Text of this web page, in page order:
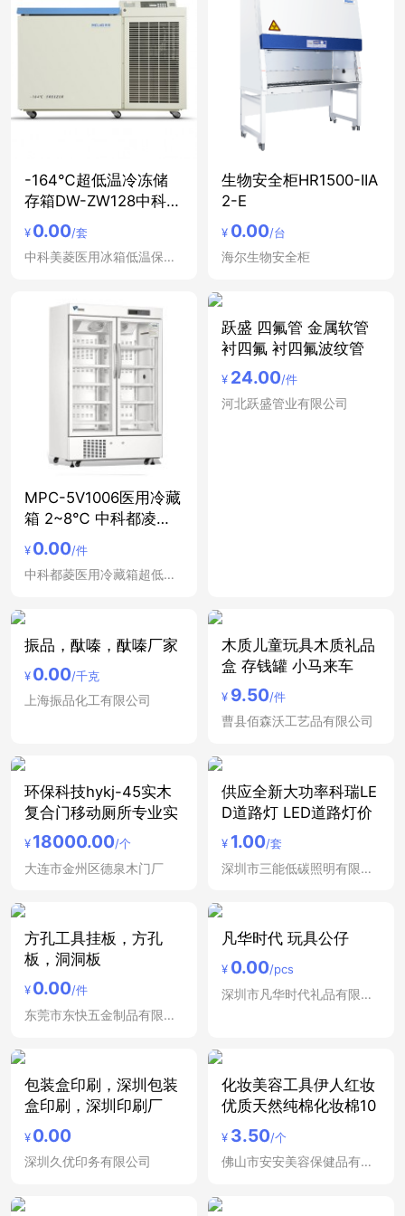
-164℃超低温冷冻储
存箱DW-ZW128中科美
菱
¥0.00/套
中科美菱医用冰箱低温保存箱冷藏箱
生物安全柜HR1500-IIA
2-E
¥ 0.00/台
海尔生物安全柜
MPC-5V1006医用冷藏
箱 2~8℃ 中科都凌双
开
¥0.00/件
中科都菱医用冷藏箱超低温冰箱安徽合肥医用低温保存箱
跃盛 四氟管 金属软管
衬四氟 衬四氟波纹管
¥ 24.00/件
河北跃盛管业有限公司
振品，酞嗪，酞嗪厂家
¥0.00/千克
上海振品化工有限公司
木质儿童玩具木质礼品
盒 存钱罐 小马来车
¥ 9.50/件
曹县佰森沃工艺品有限公司
环保科技hykj-45实木
复合门移动厕所专业实
¥18000.00/个
大连市金州区德泉木门厂
供应全新大功率科瑞LE
D道路灯 LED道路灯价
¥ 1.00/套
深圳市三能低碳照明有限公司
方孔工具挂板，方孔
板，洞洞板
¥0.00/件
东莞市东快五金制品有限公司
凡华时代 玩具公仔
¥ 0.00/pcs
深圳市凡华时代礼品有限公司
包装盒印刷，深圳包装
盒印刷，深圳印刷厂
¥0.00
深圳久优印务有限公司
化妆美容工具伊人红妆
优质天然纯棉化妆棉10
¥ 3.50/个
佛山市安安美容保健品有限公司